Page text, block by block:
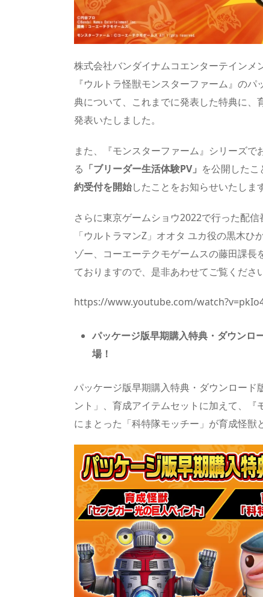
株式会社バンダイナムコエンターテインメ
『ウルトラ怪獣モンスターファーム』の
典について、これまでに発表した特典に、
発表いたしました。
また、『モンスターファーム』シリーズ
る 「ブリーダー生活体験PV」 を公開した
約受付を開始したことをお知らせいたします
さらに東京ゲームショウ2022で行った配
「ウルトラマンZ」オオタ ユカ役の黒木
ゾー、コーエーテクモゲームスの藤田課
ておりますので、是非あわせてご覧くださ
https://www.youtube.com/
パッケージ版早期購入特典・ダウンロ
場！
パッケージ版早期購入特典・ダウンロード
ント」、育成アイテムセットに加えて、
にまとった「科特隊モッチー」が育成怪獣